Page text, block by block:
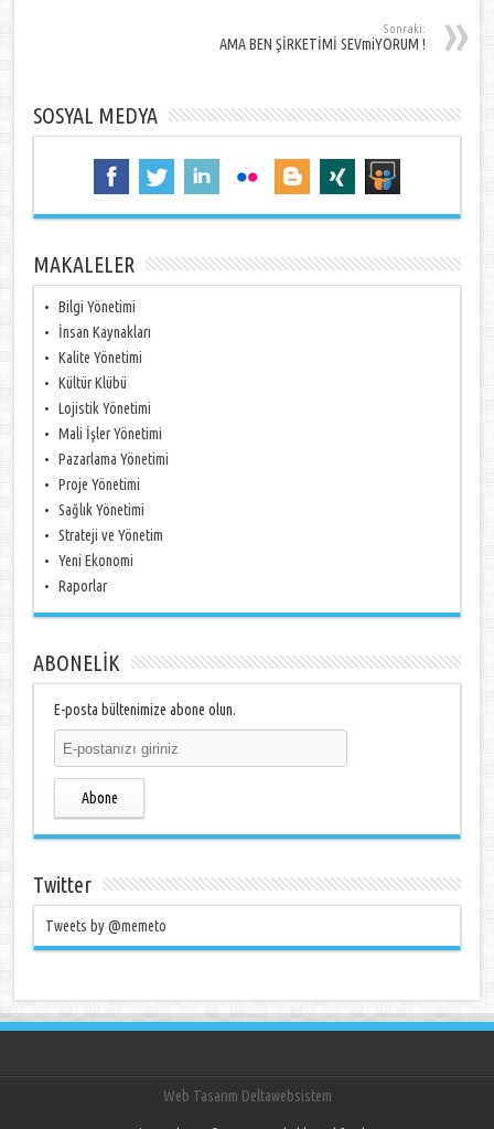
Sonraki:
AMA BEN ŞİRKETİMİ SEVmiYORUM !
SOSYAL MEDYA
MAKALELER
Bilgi Yönetimi
İnsan Kaynakları
Kalite Yönetimi
Kültür Klübü
Lojistik Yönetimi
Mali İşler Yönetimi
Pazarlama Yönetimi
Proje Yönetimi
Sağlık Yönetimi
Strateji ve Yönetim
Yeni Ekonomi
Raporlar
ABONELİK
E-posta bültenimize abone olun.
Abone
Twitter
Tweets by @memeto
Web Tasarım Deltawebsistem